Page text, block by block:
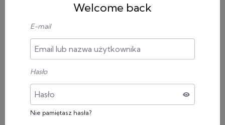
Welcome back
E-mail
Hasło
Nie pamiętasz hasła?
Zapamiętaj moje dane w tej przeglądarce podczas
pisania kolejnych komentarzy.